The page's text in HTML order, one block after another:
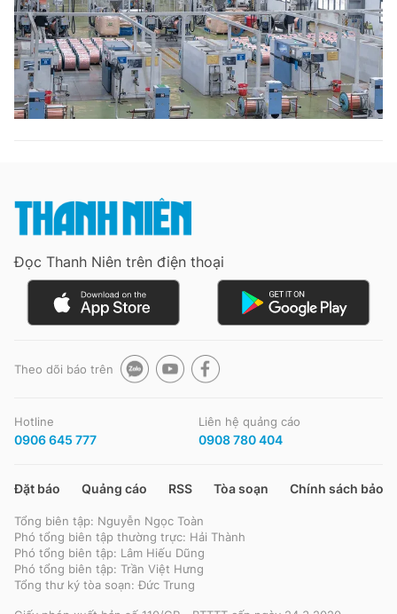
Sản phẩm khác
Tiện ích Bạn cần biết
Đọc Thanh Niên trên điện thoại
Hotline Liên hệ quảng cáo
Tổng biên tập: Nguyễn Ngọc Toàn
Phó tổng biên tập thường trực: Hải Thành
Phó tổng biên tập: Lâm Hiếu Dũng
Phó tổng biên tập: Trần Việt Hưng
Đọc Thanh Niên trên điện thoại
Theo dõi báo trên
Hotline
0906 645 777
Liên hệ quảng cáo
0908 780 404
Đặt báo Quảng cáo RSS Tòa soạn Chính sách bảo
Tổng biên tập: Nguyễn Ngọc Toàn
Phó tổng biên tập thường trực: Hải Thành
Phó tổng biên tập: Lâm Hiếu Dũng
Phó tổng biên tập: Trần Việt Hưng
Tổng thư ký tòa soạn: Đức Trung